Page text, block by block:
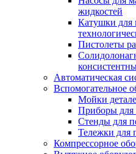
жидкостей
Катушки для
Пистолеты
Автоматическая
Вспомогательное
Мойки
Приборы для
Стенды для
Тележки для
Компрессорное